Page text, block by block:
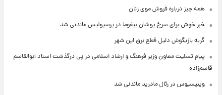
همه چیز درباره فروش موی زنان
خبر خوش برای سرخ پوشان بیفوما در پرسپولیس ماندنی شد
گربه بازیگوش دلیل قطع برق این شهر
پیام تسلیت معاون وزیر فرهنگ و ارشاد اسلامی در پی درگذشت استاد ابوالقاسم
قاسم‌زاده
وینیسیوس در رئال مادرید ماندنی شد